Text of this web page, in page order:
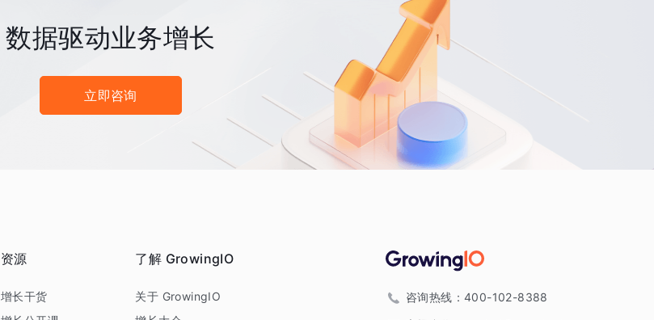
数据驱动业务增长
立即咨询
资源
增长干货
了解 GrowingIO
关于 GrowingIO
咨询热线： 400-102-8388